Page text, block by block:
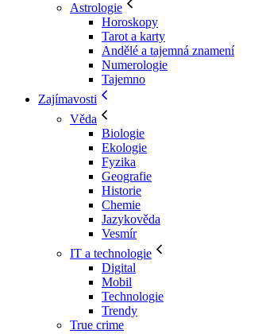
Astrologie
Horoskopy
Tarot a karty
Andělé a tajemná znamení
Numerologie
Tajemno
Zajímavosti
Věda
Biologie
Ekologie
Fyzika
Geografie
Historie
Chemie
Jazykověda
Vesmír
IT a technologie
Digital
Mobil
Technologie
Trendy
True crime